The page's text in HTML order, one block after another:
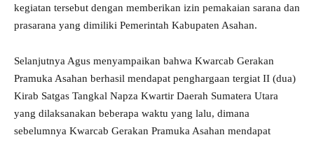
kegiatan tersebut dengan memberikan izin pemakaian sarana dan
prasarana yang dimiliki Pemerintah Kabupaten Asahan.
Selanjutnya Agus menyampaikan bahwa Kwarcab Gerakan
Pramuka Asahan berhasil mendapat penghargaan tergiat II (dua)
Kirab Satgas Tangkal Napza Kwartir Daerah Sumatera Utara
yang dilaksanakan beberapa waktu yang lalu, dimana
sebelumnya Kwarcab Gerakan Pramuka Asahan mendapat